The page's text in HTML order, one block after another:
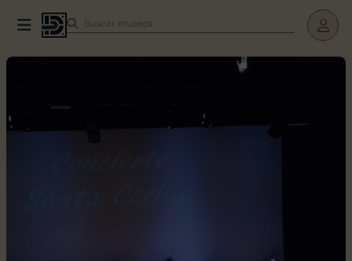
Buscar teatros